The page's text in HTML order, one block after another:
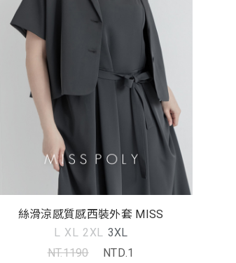
絲滑涼感質感西裝外套 MISS
L XL 2XL 3XL
NT.1190
NTD.1